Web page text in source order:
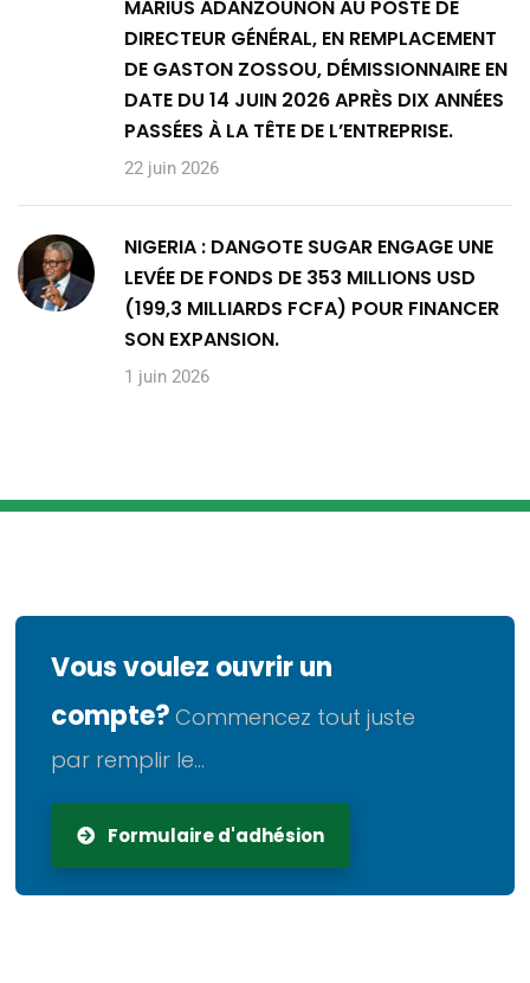
MARIUS ADANZOUNON AU POSTE DE
DIRECTEUR GÉNÉRAL, EN REMPLACEMENT
DE GASTON ZOSSOU, DÉMISSIONNAIRE EN
DATE DU 14 JUIN 2026 APRÈS DIX ANNÉES
PASSÉES À LA TÊTE DE L’ENTREPRISE.
22 juin 2026
NIGERIA : DANGOTE SUGAR ENGAGE UNE
LEVÉE DE FONDS DE 353 MILLIONS USD
(199,3 MILLIARDS FCFA) POUR FINANCER
SON EXPANSION.
1 juin 2026
Vous voulez ouvrir un
compte? Commencez tout juste
par remplir le...
Formulaire d'adhésion